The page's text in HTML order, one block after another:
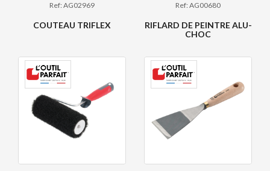
Ref: AG02969
COUTEAU TRIFLEX
Ref: AG00680
RIFLARD DE PEINTRE ALU-
CHOC